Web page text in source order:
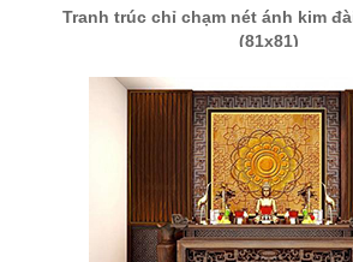
Tranh trúc chỉ chạm nét ánh kim
(81x81)